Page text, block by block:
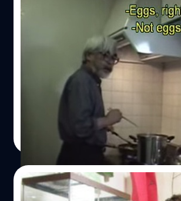
วันวานยังหวาน! อ.ฮายาโอะ มิ
ทำราเมงเลี้ยงทีมงานสตูดิโอ
สำหรับสาวกแอนิเมชันจากค่าย Studio
จัก ฮายาโอะ มิยาซากิ ผู้กำกับคนดังแห่
ซึ่งในวันนี้เราจะย้อนกลับไปดูวันวานขอ
เมงในสตูดิโอกัน
| 4227 days ago
Read More
10/12/2014